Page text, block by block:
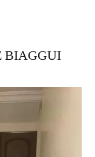
BIAGGUI